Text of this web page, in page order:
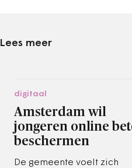
Lees meer
digitaal
Amsterdam wil
jongeren online
beschermen
De gemeente voelt zich